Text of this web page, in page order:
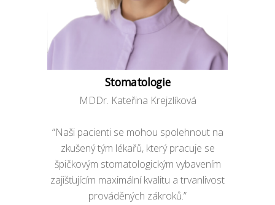
Stomatologie
MDDr. Kateřina Krejzlíková
“Naši pacienti se mohou spolehnout na
zkušený tým lékařů, který pracuje se
špičkovým stomatologickým vybavením
zajišťujícím maximální kvalitu a trvanlivost
prováděných zákroků.”